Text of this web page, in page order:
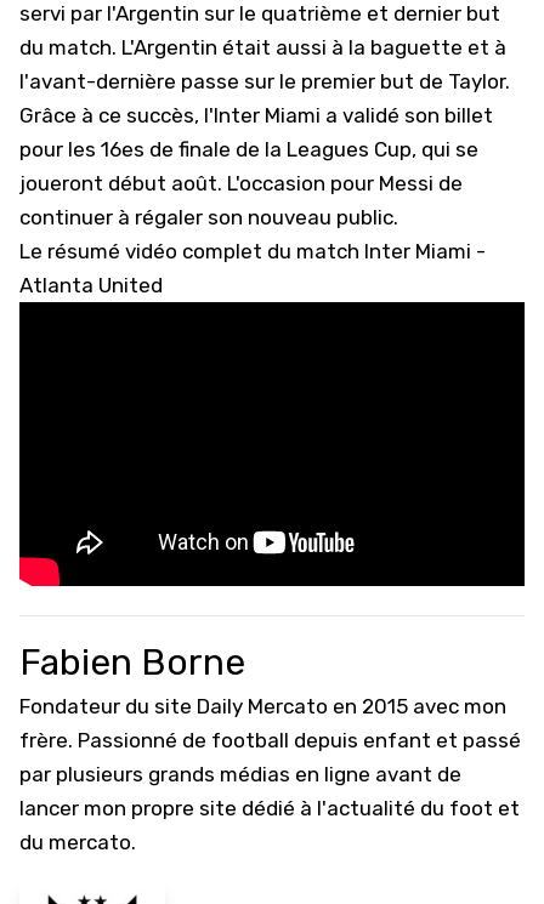
servi par l'Argentin sur le quatrième et dernier but
du match. L'Argentin était aussi à la baguette et à
l'avant-dernière passe sur le premier but de Taylor.
Grâce à ce succès, l'Inter Miami a validé son billet
pour les 16es de finale de la Leagues Cup, qui se
joueront début août. L'occasion pour Messi de
continuer à régaler son nouveau public.
Le résumé vidéo complet du match Inter Miami -
Atlanta United
Fabien Borne
Fondateur du site Daily Mercato en 2015 avec mon
frère. Passionné de football depuis enfant et passé
par plusieurs grands médias en ligne avant de
lancer mon propre site dédié à l'actualité du foot et
du mercato.